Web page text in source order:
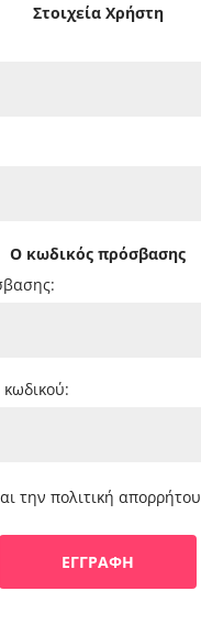
Στοιχεία Χρήστη
Ο κωδικός πρόσβασης
την πολιτική απορρήτου